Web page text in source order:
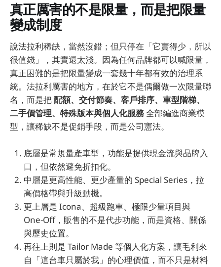
真正厲害的不是限量，而是把限量
變成制度
說法拉利稀缺，當然沒錯；但只停在「它賣得少，所以
很值錢」，其實還太淺。因為任何品牌都可以喊限量，
真正困難的是把限量變成一套幾十年都有效的治理系
統。法拉利厲害的地方，在於它不是偶爾做一次限量聯
名，而是把配額、交付節奏、客戶排序、車型階梯、
二手價管理、特殊版本與個人化服務全部編進商業模
型，讓稀缺不是促銷手段，而是公司憲法。
底層是常規量產車型，功能是提供現金流與品牌入
口，但依然避免折扣化。
中層是更高性能、更少產量的 Special Series，拉
高價格帶與升級動機。
更上層是 Icona、超級跑車、極限少量項目與
One-Off，販售的不是代步功能，而是資格、關係
與歷史位置。
再往上則是 Tailor Made 等個人化方案，讓毛利來
自「這台車只屬於我」的心理價值，而不只是材料